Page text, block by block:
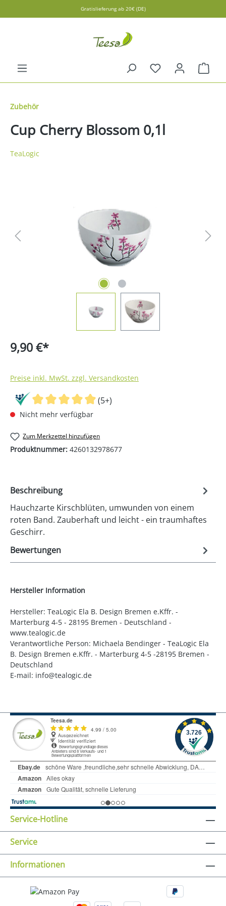
Gratislieferung ab 20€ (DE)
Zubehör
Cup Cherry Blossom 0,1l
TeaLogic
9,90 €*
Preise inkl. MwSt. zzgl. Versandkosten
(5+)
Nicht mehr verfügbar
Zum Merkzettel hinzufügen
Produktnummer: 4260132978677
Beschreibung
Hauchzarte Kirschblüten, umwunden von einem
roten Band. Zauberhaft und leicht - ein traumhaftes
Geschirr.
Bewertungen
Hersteller Information
Hersteller: TeaLogic Ela B. Design Bremen e.Kffr. -
Marterburg 4-5 - 28195 Bremen - Deutschland -
www.tealogic.de
Verantwortliche Person: Michaela Bendinger - TeaLogic Ela
B. Design Bremen e.Kffr. - Marterburg 4-5 -28195 Bremen -
Deutschland
E-mail: info@tealogic.de
Service-Hotline
Service
Informationen